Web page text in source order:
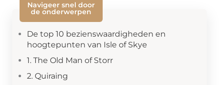
Navigeer snel door
de onderwerpen
De top 10 bezienswaardigheden en
hoogtepunten van Isle of Skye
1. The Old Man of Storr
2. Quiraing